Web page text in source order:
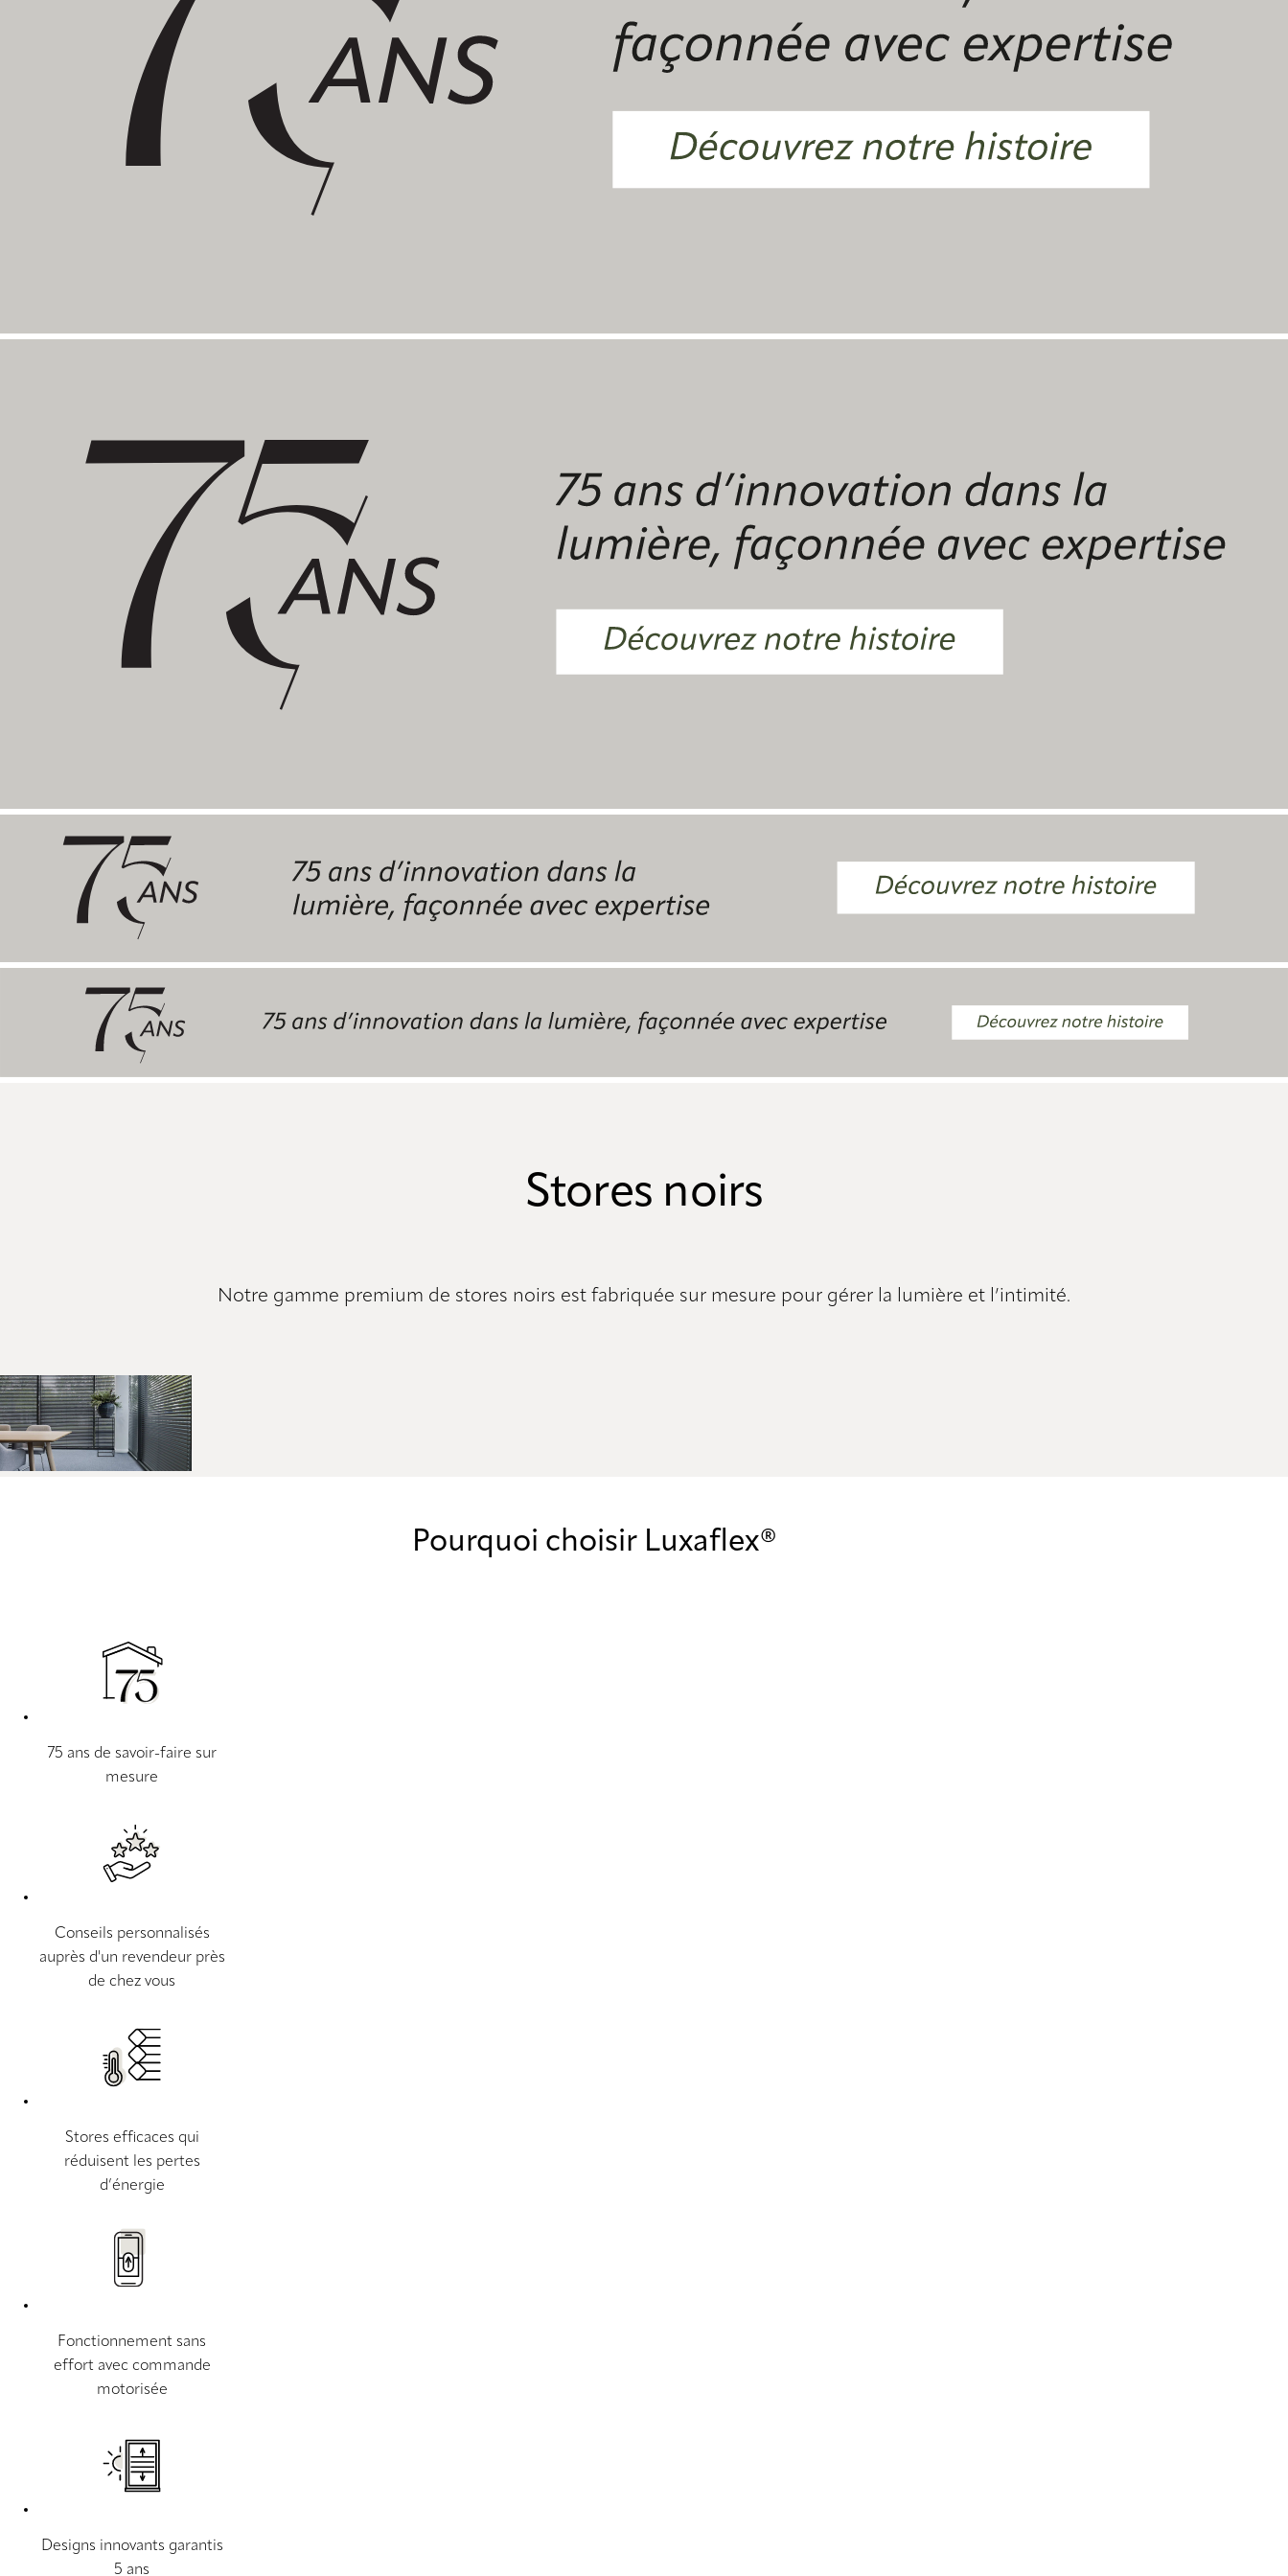
Stores noirs
Notre gamme premium de stores noirs est fabriquée sur mesure pour gérer la lumière et l’intimité.
Pourquoi choisir Luxaflex®
75 ans de savoir-faire sur
mesure
Conseils personnalisés
auprès d'un revendeur près
de chez vous
Stores efficaces qui
réduisent les pertes
d’énergie
Fonctionnement sans
effort avec commande
motorisée
Designs innovants garantis
5 ans